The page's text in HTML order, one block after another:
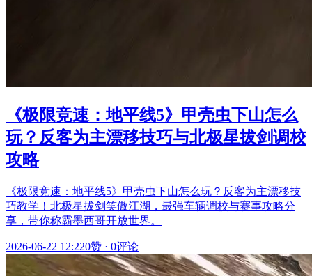
《极限竞速：地平线5》甲壳虫下山怎么
玩？反客为主漂移技巧与北极星拔剑调校
攻略
《极限竞速：地平线5》甲壳虫下山怎么玩？反客为主漂移技
巧教学！北极星拔剑笑傲江湖，最强车辆调校与赛事攻略分
享，带你称霸墨西哥开放世界。
2026-06-22 12:220赞 · 0评论